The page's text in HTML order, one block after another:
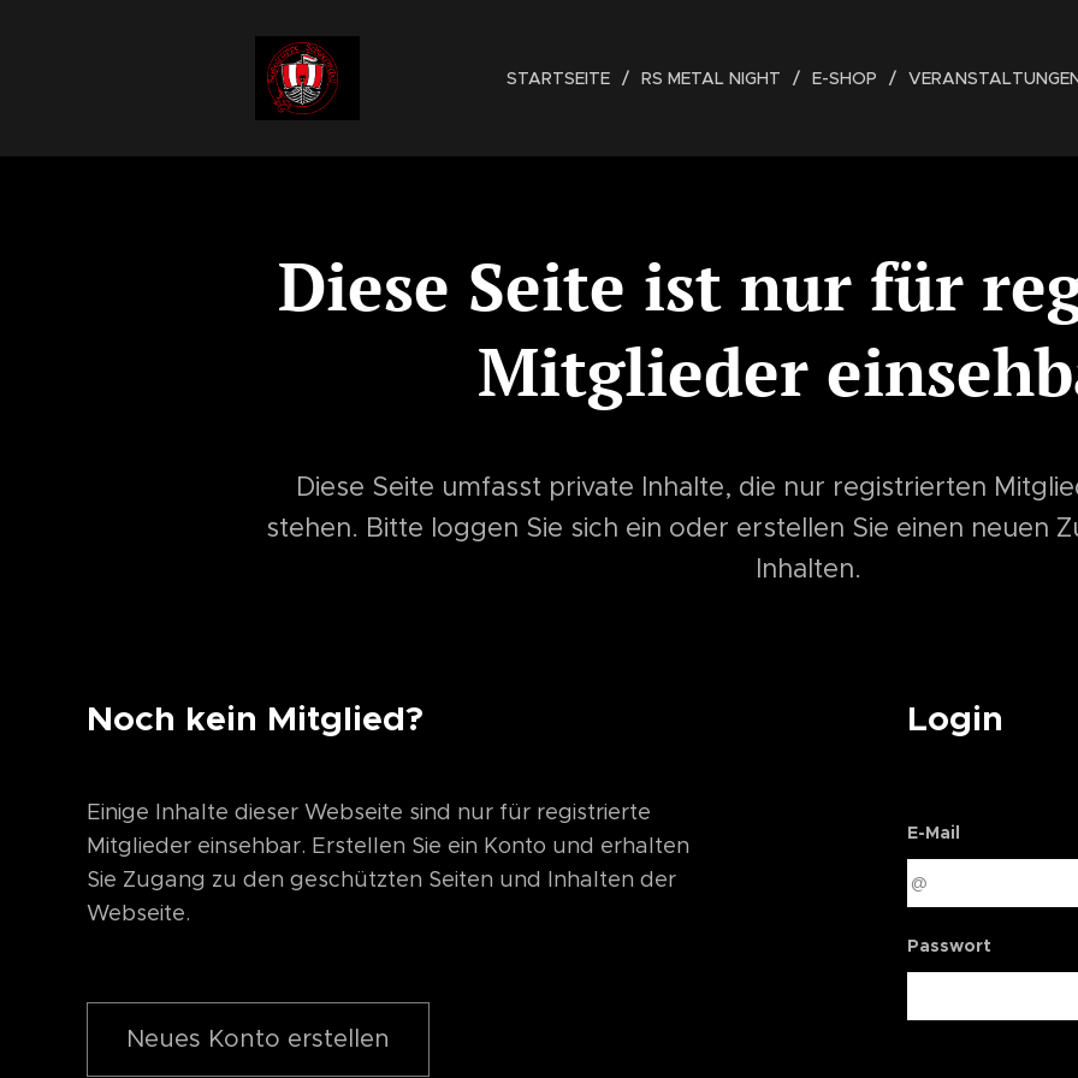
STARTSEITE RS METAL NIGHT E-SHOP
Diese Seite ist nur für
Mitglieder
Diese Seite umfasst private Inhalte, die nur registrierten
stehen. Bitte loggen Sie sich ein oder erstellen Sie einen neuen
Inhalten.
Noch kein Mitglied?
Einige Inhalte dieser Webseite sind nur für registrierte
Mitglieder einsehbar. Erstellen Sie ein Konto und erhalten
Sie Zugang zu den geschützten Seiten und Inhalten der
Webseite.
Neues Konto erstellen
Login
E-Mail
Passwort